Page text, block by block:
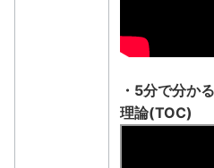
・5分で分か
理論(TOC)